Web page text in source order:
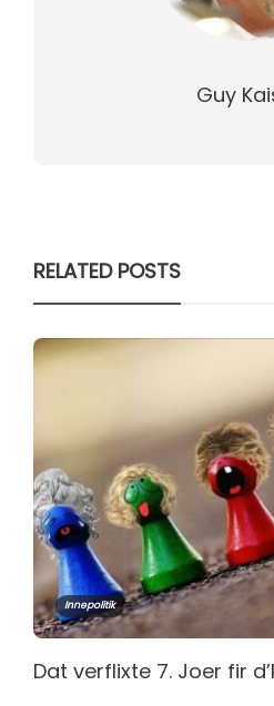
Guy
RELATED POSTS
Innepolitik
Dat verflixte 7. Joer fir